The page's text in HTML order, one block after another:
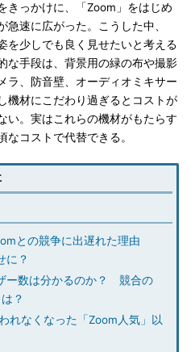
っかけに、「Zoom」をはじめ
急速に広がった。こうした中、
を少しでも良く見せたいと考える
な手段は、背景用の緑の布や撮影
ラ、防音壁、オーディオミキサー
機材にこだわり過ぎるとコストが
い。実はこれらの機材がもたらす
コストで代替できる。
との競争に出遅れた理由
に？
ー数は分かるのか？ 競合の
？
れなくなった「Zoom人気」以